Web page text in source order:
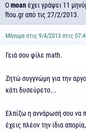
Οmoanέχει γράψει 11
ftou.gr από τις 27/2/2013.
Μήνυμα στις 9/4/2013 στις
Γειά σου φίλε math.
Ζητώ συγγνώμη για την
κάτι δυσεύρετο...
Ελπίζω η αννάρωσή σου να
έχεις πλέον την ίδια